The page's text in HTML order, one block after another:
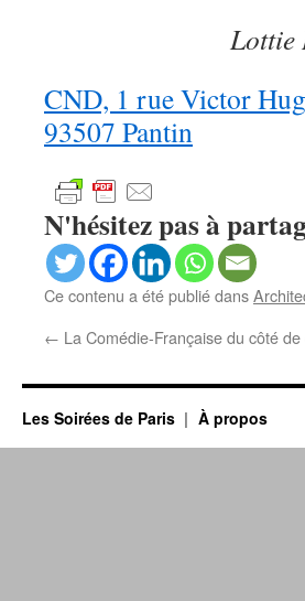
Lottie
CND, 1 rue Victor
93507 Pantin
N'hésitez pas à
Ce contenu a été publié dans
← La Comédie-Française du côté
Les Soirées de Paris À propos